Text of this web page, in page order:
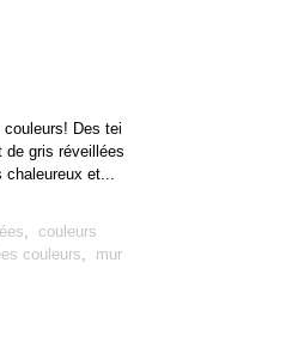
Des tei
gris réveillées
chaleureux et...
, couleurs
couleurs, mur